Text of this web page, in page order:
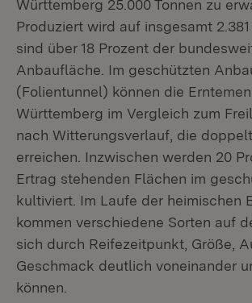
Württemberg 25.000 Tonnen zu
Produziert wird auf insgesamt
sind über 18 Prozent der
Anbaufläche. Im geschützten
(Folientunnel) können die
Württemberg im Vergleich zum
nach Witterungsverlauf, die
erreichen. Inzwischen werden 20
Ertrag stehenden Flächen im
kultiviert. Im Laufe der heimischen
kommen verschiedene Sorten auf
sich durch Reifezeitpunkt, Größe,
Geschmack deutlich voneinander
können.